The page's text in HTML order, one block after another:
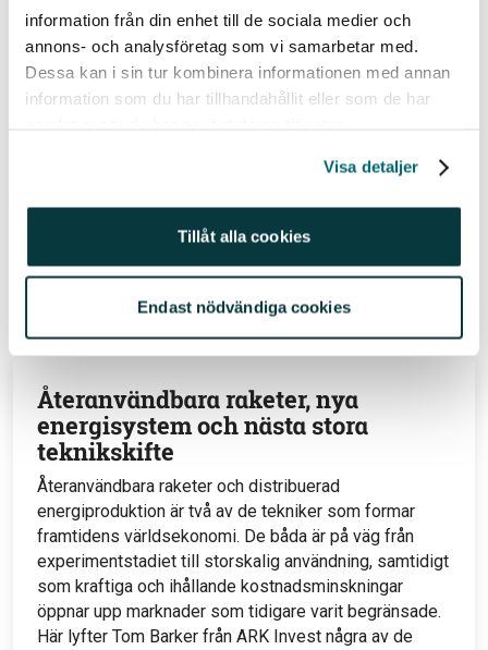
information från din enhet till de sociala medier och
annons- och analysföretag som vi samarbetar med.
Dessa kan i sin tur kombinera informationen med annan
information som du har tillhandahållit eller som de har
Visa detaljer
Tillåt alla cookies
Endast nödvändiga cookies
Avkastningen kan också öka eller minska på grund av förändringar i valutakursen. Vi reserverar
oss för eventuella fel i aktie- och fondinformationen som lämnas på denna sida. Åsikter och
slutsatser som framkommer i bloggen är skribentens egna och skall inte ses som investeringsråd
och/eller åsikter från Avanza.
Relaterade inlägg
Återanvändbara raketer, nya
energisystem och nästa stora
teknikskifte
Återanvändbara raketer och distribuerad
energiproduktion är två av de tekniker som formar
framtidens världsekonomi. De båda är på väg från
experimentstadiet till storskalig användning, samtidigt
som kraftiga och ihållande kostnadsminskningar
öppnar upp marknader som tidigare varit begränsade.
Här lyfter Tom Barker från ARK Invest några av de